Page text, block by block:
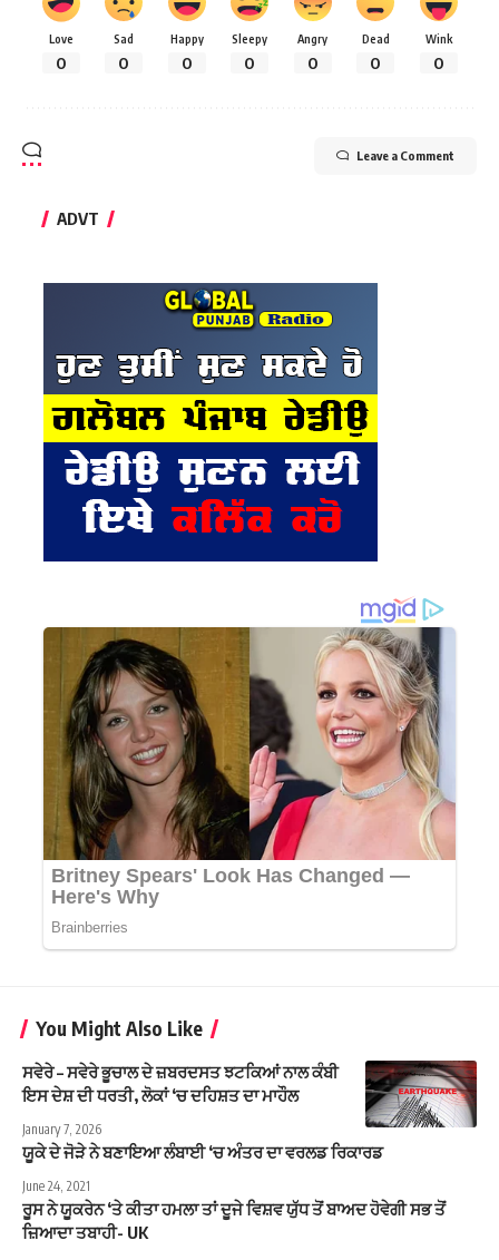
Love
0
Sad
0
Happy
0
Sleepy
0
Angry
0
Dead
0
Wink
0
Leave a Comment
ADVT
You Might Also Like
ਸਵੇਰੇ – ਸਵੇਰੇ ਭੂਚਾਲ ਦੇ ਜ਼ਬਰਦਸਤ ਝਟਕਿਆਂ ਨਾਲ ਕੰਬੀ
ਇਸ ਦੇਸ਼ ਦੀ ਧਰਤੀ, ਲੋਕਾਂ ‘ਚ ਦਹਿਸ਼ਤ ਦਾ ਮਾਹੌਲ
January 7, 2026
ਯੂਕੇ ਦੇ ਜੋੜੇ ਨੇ ਬਣਾਇਆ ਲੰਬਾਈ ‘ਚ ਅੰਤਰ ਦਾ ਵਰਲਡ ਰਿਕਾਰਡ
June 24, 2021
ਰੂਸ ਨੇ ਯੂਕਰੇਨ ‘ਤੇ ਕੀਤਾ ਹਮਲਾ ਤਾਂ ਦੂਜੇ ਵਿਸ਼ਵ ਯੁੱਧ ਤੋਂ ਬਾਅਦ ਹੋਵੇਗੀ ਸਭ ਤੋਂ
ਜ਼ਿਆਦਾ ਤਬਾਹੀ- UK